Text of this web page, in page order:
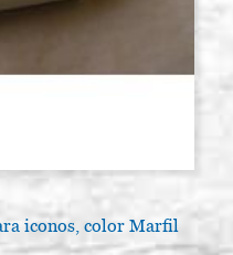
iconos, color Marfil